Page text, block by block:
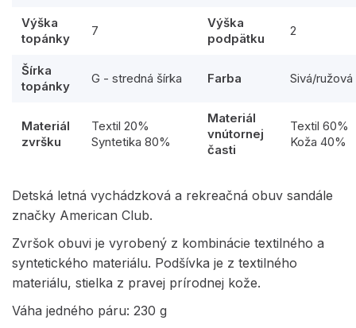
Výška
topánky
7
Výška
podpätku
2
Šírka
topánky
G - stredná šírka Farba Sivá/ružová
Materiál
zvršku
Textil 20%
Syntetika 80%
Materiál
vnútornej
časti
Textil 60%
Koža 40%
Detská letná vychádzková a rekreačná obuv sandále
značky American Club.
Zvršok obuvi je vyrobený z kombinácie textilného a
syntetického materiálu. Podšívka je z textilného
materiálu, stielka z pravej prírodnej kože.
Váha jedného páru: 230 g